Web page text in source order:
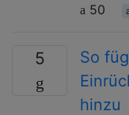
50
5
So
hinzu